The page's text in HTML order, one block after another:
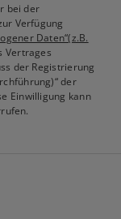
bei der
Verfügung
Daten“(z.B.
Vertrages
der Registrierung
der
Einwilligung kann